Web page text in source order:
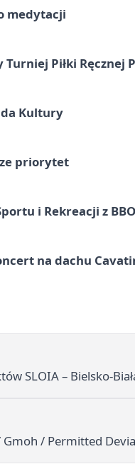
medytacji
Piłki Ręcznej
Kultury
priorytet
i Rekreacji z
na dachu
SLOIA –
/ Permitted